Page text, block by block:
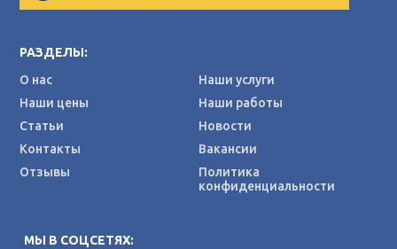
РАЗДЕЛЫ:
О нас
Наши услуги
Наши цены
Наши работы
Статьи
Новости
Контакты
Вакансии
Отзывы
Политика
конфиденциальности
МЫ В СОЦСЕТЯХ: